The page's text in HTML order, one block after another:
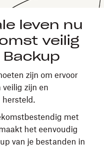
leven nu
veilig
zijn om ervoor
zijn en
met
het eenvoudig
van je bestanden in